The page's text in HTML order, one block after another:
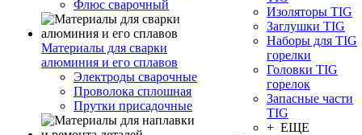
Флюс сварочный
Материалы для сварки
алюминия и его сплавов
Электроды сварочные
Проволока сплошная
Прутки присадочные
Изоляторы TIG
Заглушки TIG
Наборы для TIG
горелки
Головки TIG
горелок
Запасные части
TIG
+ ЕЩЕ